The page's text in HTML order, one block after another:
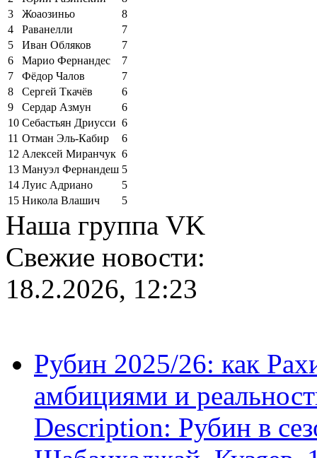
3
Жоаозиньо
8
4
Раванелли
7
5
Иван Обляков
7
6
Марио Фернандес
7
7
Фёдор Чалов
7
8
Сергей Ткачёв
6
9
Сердар Азмун
6
10 Себастьян Дриусси 6
11 Отман Эль-Кабир
6
12 Алексей Миранчук 6
13 Мануэл Фернандеш 5
14 Луис Адриано
5
15 Никола Влашич 5
Наша группа VK
Свежие новости:
18.2.2026, 12:23
Рубин 2025/26: как
амбициями и
Description: Рубин в